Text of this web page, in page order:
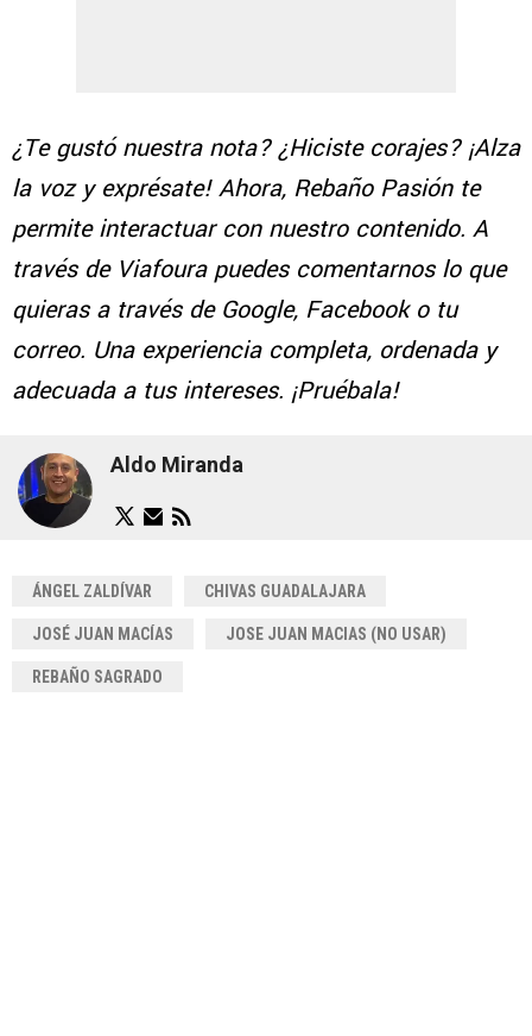
¿Te gustó nuestra nota? ¿Hiciste corajes? ¡Alza
la voz y exprésate! Ahora, Rebaño Pasión te
permite interactuar con nuestro contenido. A
través de Viafoura puedes comentarnos lo que
quieras a través de Google, Facebook o tu
correo. Una experiencia completa, ordenada y
adecuada a tus intereses. ¡Pruébala!
Aldo Miranda
ÁNGEL ZALDÍVAR CHIVAS GUADALAJARA
JOSÉ JUAN MACÍAS JOSE JUAN MACIAS (NO USAR)
REBAÑO SAGRADO